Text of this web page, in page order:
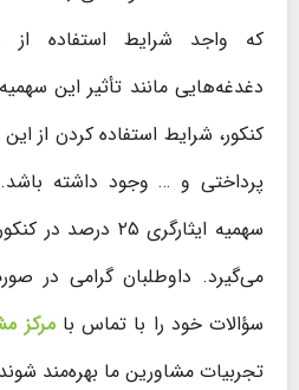
که واجد شرایط استفاده از
دغدغه‌هایی مانند تأثیر این
کنکور، شرایط استفاده کردن از
پرداختی و … وجود داشته
سهمیه ایثارگری ۲۵
می‌گیرد. داوطلبان گرامی در
سؤالات خود را با تماس بامرکز
تجربیات مشاورین ما بهره‌مند